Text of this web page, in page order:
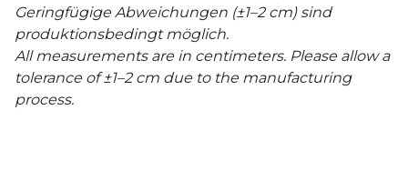
Geringfügige Abweichungen (±1–2 cm) sind
produktionsbedingt möglich.
All measurements are in centimeters. Please allow a
tolerance of ±1–2 cm due to the manufacturing
process.